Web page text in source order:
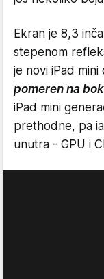
Ekran je 8,3 inča
stepenom
je novi iPad
pomeren na bok
iPad mini
prethodne, pa
unutra - GPU i